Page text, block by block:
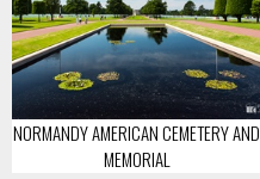
NORMANDY AMERICAN CEMETERY AND
MEMORIAL